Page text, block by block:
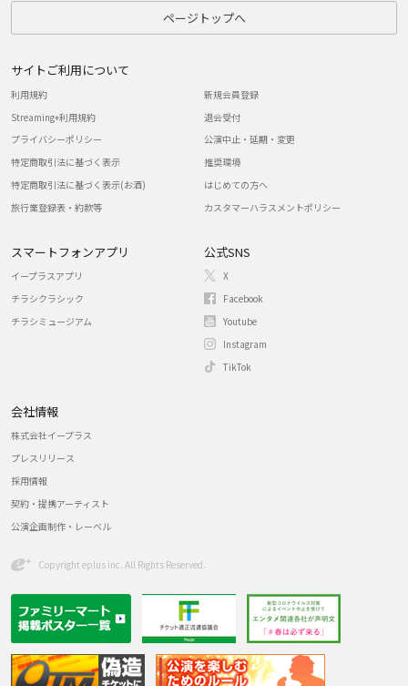
ページトップへ
サイトご利用について
利用規約
Streaming+利用規約
プライバシーポリシー
特定商取引法に基づく表示
特定商取引法に基づく表示(お酒)
旅行業登録表・約款等
新規会員登録
退会受付
公演中止・延期・変更
推奨環境
はじめての方へ
カスタマーハラスメントポリシー
スマートフォンアプリ
イープラスアプリ
チラシクラシック
チラシミュージアム
公式SNS
X
Facebook
Youtube
Instagram
TikTok
会社情報
株式会社イープラス
プレスリリース
採用情報
契約・提携アーティスト
公演企画制作・レーベル
Copyright eplus inc. All Rights Reserved.